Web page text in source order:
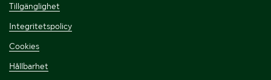
Tillgänglighet
Integritetspolicy
Cookies
Hållbarhet